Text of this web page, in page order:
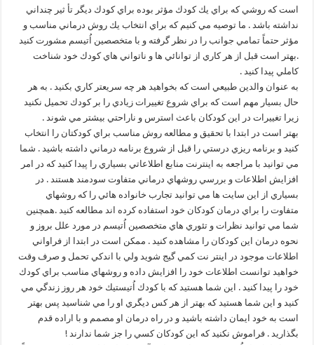
است كه روشي كه براي يك كودك مؤثر بوده براي كودك ديگر تأ ثير چنداني
نداشته باشد . ما توصيه مي كنيم كه براي انتخاب يك روش درماني مناسب و
مؤثر حتماً تمامي جوانب را در نظر گرفته و با متخصصين اُتيسم مشورت كنيد
.بهتر است قبل از هر كاري از توانائي ها و ناتواني هاي كودك خود شناخت
كاملي پيدا كنيد .
به عنوان والدين طبيعي است كه بخواهيد هر چه سريعتر كاري بكنيد . به هر
حال بسيار مهم است كه براي شروع تغييرات زيادي را بر كودك تحميل نكنيد
زيرا تغييرات در اين كودكان باعث استرس و ناراحتي بيشتر مي شوند .
بهتر است در ابتدا با تحقيق و مطالعه روش مناسب براي كودكتان را انتخاب
كنيد و برنامه ريزي درستي را قبل از شروع برنامه درماني داشته باشيد . شما
مي توانيد با مراجعه به اينترنت منابع اطلاعاتي بسياري را پيدا كنيد كه در امر
افزايش اطلاعات و بررسي روشهاي درماني متفاوت سودمند هستند . در
بسياري از اين سايت ها مي توانيد تجارب خانواده هائي را كه روشهاي
متفاوت را براي درمان كودكان خود استفاده كرده اند مطالعه كنيد .همچنين
شما مي توانيد نظرات و تئوري هاي متخصصين اُتيسم در مورد علل بروز و
نحوه درمان اين كودكان را مشاهده كنيد . ممكن است در ابتدا از فراواني
اطلاعات موجود در اينتر نت كمي گيج شويد ولي با اندكي تحمل و صرف وقت
خواهيد توانست اطلاعات خود را افزايش داده و روشهاي مناسب براي كودك
خود را پيدا كنيد . اين شما هستيد كه با كودك اُتيستيك خود هر روز زندگي مي
كنيد و اين شما هستيد كه بهتر از هر كس ديگري او را مي شناسيد پس بهتر
است به خود ايمان داشته باشيد و در راه درمان او مصمم و با اراده قدم
بگذاريد . فراموش نكنيد كه اين كودكان كسي را جز شما ندارند !